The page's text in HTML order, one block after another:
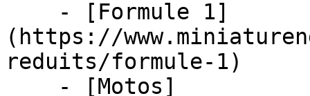
(https://
reduits/formule-1)